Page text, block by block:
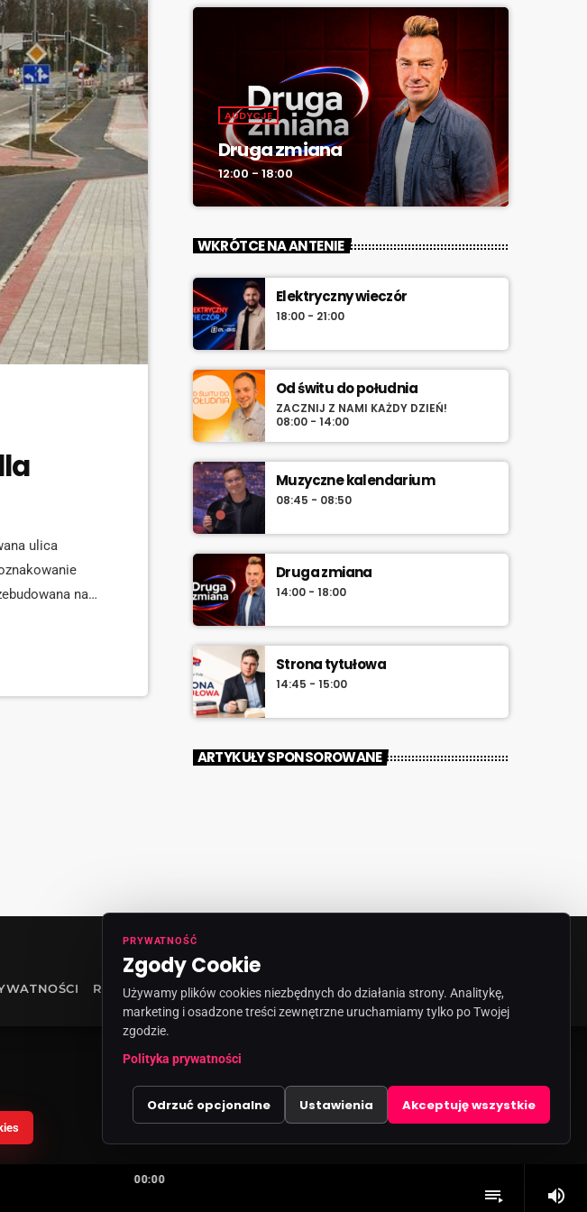
00:00
playlist_play volume_up
ulica
na
drogowe
AUDYCJE
Druga zmiana
12:00 - 18:00
WKRÓTCE NA ANTENIE
Elektryczny wieczór
18:00 - 21:00
Od świtu do południa
ZACZNIJ Z NAMI KAŻDY DZIEŃ!
08:00 - 14:00
Muzyczne kalendarium
08:45 - 08:50
Druga zmiana
14:00 - 18:00
Strona tytułowa
14:45 - 15:00
ARTYKUŁY SPONSOROWANE
RODO INFORMACJA O NADAWCY KONTAKT
PRYWATNOŚĆ
Zgody Cookie
Używamy plików cookies niezbędnych do działania strony. Analitykę,
marketing i osadzone treści zewnętrzne uruchamiamy tylko po Twojej
zgodzie.
Polityka prywatności
Odrzuć opcjonalne Ustawienia Akceptuję wszystkie